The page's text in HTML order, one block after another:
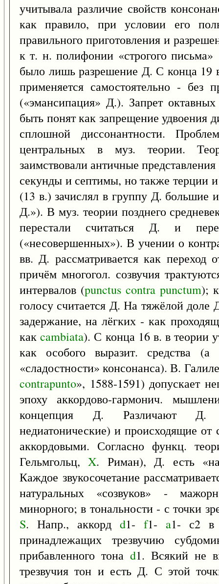
учитывала различие свойств
как правило, при условии его
правильного приготовления и
к т. н. полифонии «строгого
было лишь разрешение Д. С конца 19
применяется самостоятельно - без
(«эмансипация» Д.). Запрет
быть понят как запрещение удвоения
сплошной диссонантности.
центральных в муз. теории.
заимствовали античные
секунды и септимы, но также терции
(13 в.) зачислял в группу Д. большие
Д.»). В муз. теории позднего
перестали считаться Д. и
(«несовершенных»). В учении о
вв. Д. рассматривается как переход
причём многогол. созвучия
интервалов (punctus contra punctum);
голосу считается Д. На тяжёлой доле
задержание, на лёгких - как
какcambiata). С конца 16 в. в теории
как особого выразит. средства (а
«сладостности» консонанса). В.
contrapunto», 1588-1591) допускает
эпоху аккордово-гармонич.
концепция Д. Различают Д.
недиатонические) и происходящие от
аккордовыми. Согласно функц.
Гельмгольц,X. Риман), Д. есть
Каждое звукосочетание
натуральных «созвуков» -
минорного; в тональности - с точки
S. Напр., аккорд d1- f1- a1- с2
принадлежащих трезвучию
прибавленного тона d1. Всякий не
трезвучия тон и есть Д. С этой